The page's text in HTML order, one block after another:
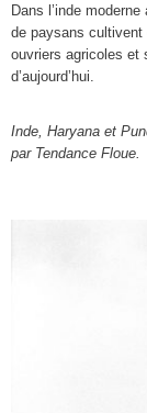
Dans l’inde
de paysans
ouvriers agricoles et
d’aujourd’hui.
Inde, Haryana et
par Tendance Floue.